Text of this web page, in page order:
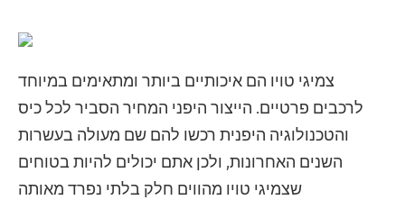
צמיגי טויו הם איכותיים ביותר ומתאימים במיוחד
לרכבים פרטיים. הייצור היפני המחיר הסביר לכל כיס
והטכנולוגיה היפנית רכשו להם שם מעולה בעשרות
השנים האחרונות, ולכן אתם יכולים להיות בטוחים
שצמיגי טויו מהווים חלק בלתי נפרד מאותה